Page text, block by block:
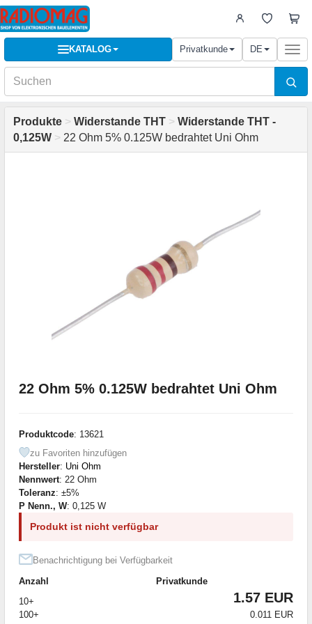
KATALOG Privatkunde DE
Produkte > Widerstande THT > Widerstande THT -
0,125W > 22 Ohm 5% 0.125W bedrahtet Uni Ohm
22 Ohm 5% 0.125W bedrahtet Uni Ohm
Produktcode: 13621
zu Favoriten hinzufügen
Hersteller: Uni Ohm
Nennwert: 22 Ohm
Toleranz: ±5%
P Nenn., W: 0,125 W
Produkt ist nicht verfügbar
Benachrichtigung bei Verfügbarkeit
Anzahl
Privatkunde
10+
1.57 EUR
100+
0.011 EUR